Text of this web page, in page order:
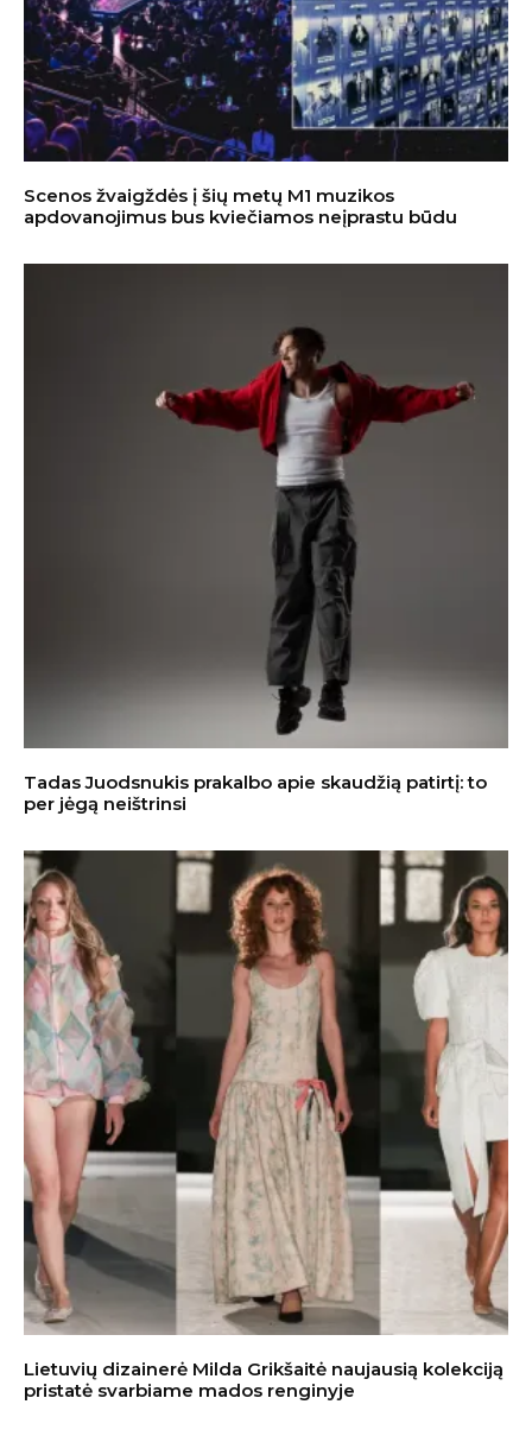
Scenos žvaigždės į šių metų M1 muzikos
apdovanojimus bus kviečiamos neįprastu būdu
Tadas Juodsnukis prakalbo apie skaudžią patirtį: to
per jėgą neištrinsi
Lietuvių dizainerė Milda Grikšaitė naujausią kolekciją
pristatė svarbiame mados renginyje